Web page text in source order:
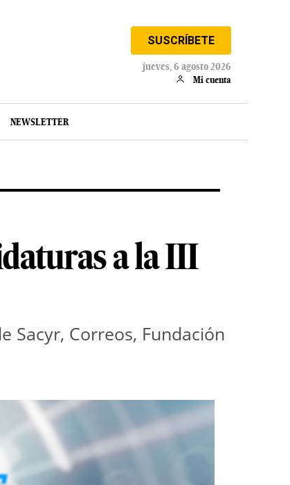
SUSCRÍBETE
jueves, 6 agosto 2026
Mi cuenta
NEWSLETTER
a la III
Sacyr, Correos, Fundación